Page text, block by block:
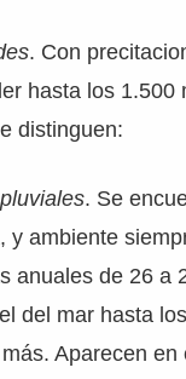
. Con
hasta los
distinguen:
. Se
y ambiente
anuales de 26 a
del mar hasta
Aparecen